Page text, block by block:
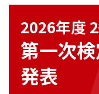
2026年度
第一次
発表